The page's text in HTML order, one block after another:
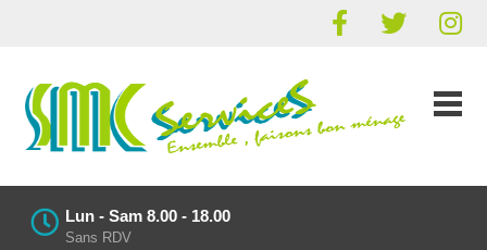
Lun - Sam 8.00 - 18.00
Sans RDV